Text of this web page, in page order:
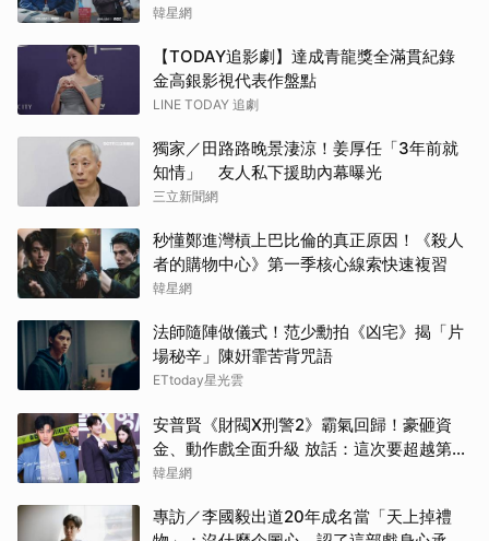
邊佑
楊洋
湯姆
韓星網
【TODAY追影劇】達成青龍獎全滿貫紀錄
金高銀影視代表作盤點
LINE TODAY 追劇
獨家／田路路晚景淒涼！姜厚任「3年前就
知情」 友人私下援助內幕曝光
三立新聞網
秒懂鄭進灣槓上巴比倫的真正原因！《殺人
者的購物中心》第一季核心線索快速複習
韓星網
法師隨陣做儀式！范少勳拍《凶宅》揭「片
場秘辛」陳姸霏苦背咒語
ETtoday星光雲
安普賢《財閥X刑警2》霸氣回歸！豪砸資
金、動作戲全面升級 放話：這次要超越第一
季
韓星網
專訪／李國毅出道20年成名當「天上掉禮